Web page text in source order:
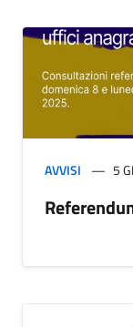
AVVISI 5